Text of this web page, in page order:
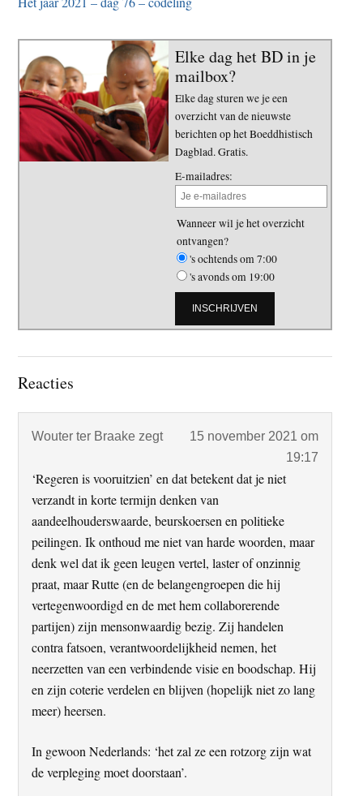
Elke dag het BD in je
mailbox?
Elke dag sturen we je een
overzicht van de nieuwste
berichten op het Boeddhistisch
Dagblad. Gratis.
E-mailadres:
Wanneer wil je het overzicht
ontvangen?
's ochtends om 7:00
's avonds om 19:00
Lees
Reacties
Wouter ter Braake zegt
15 november 2021 om
19:17
‘Regeren is vooruitzien’ en dat betekent dat je niet
verzandt in korte termijn denken van
aandeelhouderswaarde, beurskoersen en politieke
peilingen. Ik onthoud me niet van harde woorden, maar
denk wel dat ik geen leugen vertel, laster of onzinnig
praat, maar Rutte (en de belangengroepen die hij
vertegenwoordigd en de met hem collaborerende
partijen) zijn mensonwaardig bezig. Zij handelen
contra fatsoen, verantwoordelijkheid nemen, het
neerzetten van een verbindende visie en boodschap. Hij
en zijn coterie verdelen en blijven (hopelijk niet zo lang
meer) heersen.
In gewoon Nederlands: ‘het zal ze een rotzorg zijn wat
de verpleging moet doorstaan’.